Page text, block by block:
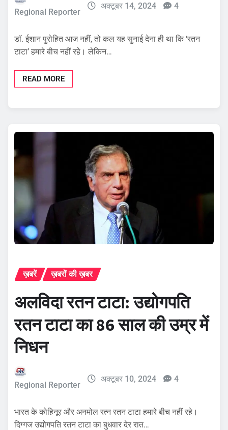
Regional Reporter
अक्टूबर 14, 2024 4
डॉ. ईशान पुरोहित आज नहीं, तो कल यह सुनाई देना ही था कि ‘रतन
टाटा’ हमारे बीच नहीं रहे। लेकिन…
READ MORE
ख़बरें ख़बरों की ख़बर
अलविदा रतन टाटा: उद्योगपति
रतन टाटा का 86 साल की उम्र में
निधन
Regional Reporter
अक्टूबर 10, 2024 4
भारत के कोहिनूर और अनमोल रत्न रतन टाटा हमारे बीच नहीं रहे।
दिग्गज उद्योगपति रतन टाटा का बुधवार देर रात…